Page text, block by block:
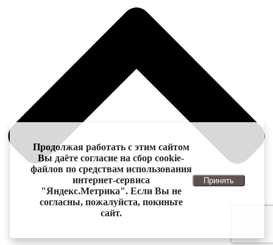
Продолжая работать с этим сайтом
Вы даёте согласие на сбор cookie-
файлов по средствам использования
интернет-сервиса
"Яндекс.Метрика". Если Вы не
согласны, пожалуйста, покиньте
сайт.
Принять